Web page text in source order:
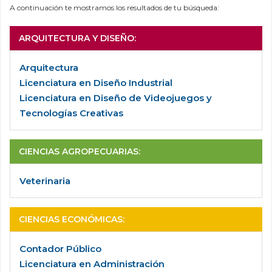
A continuación te mostramos los resultados de tu búsqueda:
ARQUITECTURA Y DISEÑO:
Arquitectura
Licenciatura en Diseño Industrial
Licenciatura en Diseño de Videojuegos y
Tecnologías Creativas
CIENCIAS AGROPECUARIAS:
Veterinaria
CIENCIAS ECONÓMICAS:
Contador Público
Licenciatura en Administración